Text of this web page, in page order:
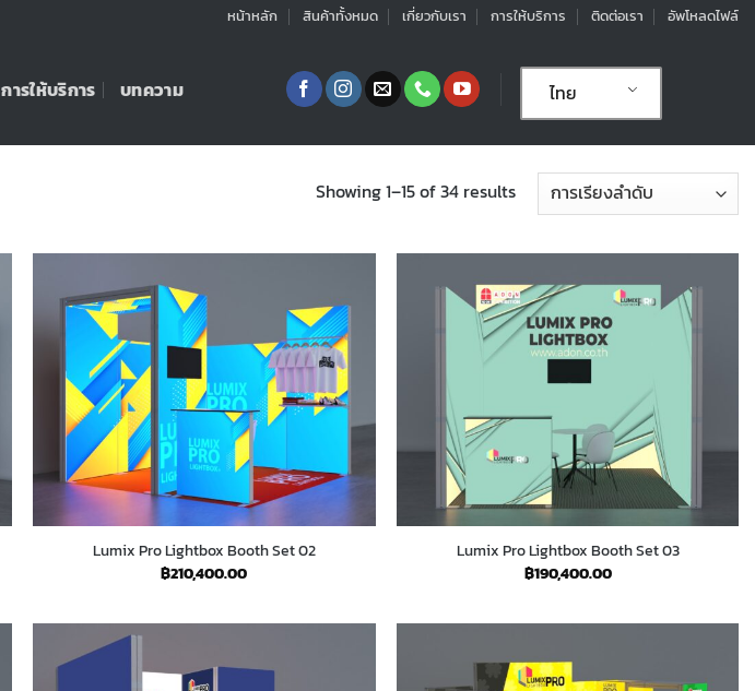
หน้าหลัก สินค้าทั้งหมด เกี่ยวกับเรา การให้บริการ ติดต่อเรา อัพโหลดไฟล์
การให้บริการ บทความ ไทย
Showing 1–15 of 34 results
Lumix Pro Lightbox Booth Set 02
฿210,400.00
Lumix Pro Lightbox Booth Set 03
฿190,400.00